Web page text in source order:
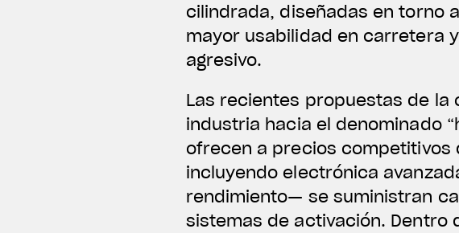
cilindrada, diseñadas en torno
mayor usabilidad en carretera
agresivo.
Las recientes propuestas de la
industria hacia el denominado
ofrecen a precios
incluyendo electrónica
rendimiento— se suministran
sistemas de activación. Dentro